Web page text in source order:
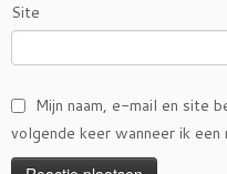
Site
Mijn naam, e-mail en site
volgende keer wanneer ik een